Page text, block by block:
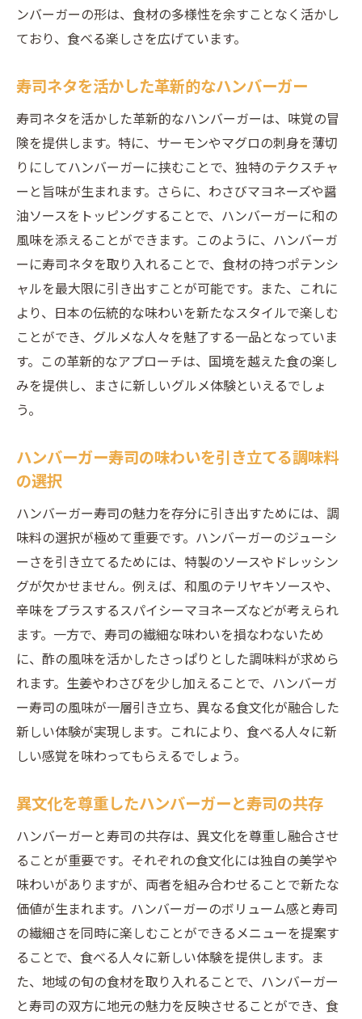
ンバーガーの形は、食材の多様性を余すことなく活かし
ており、食べる楽しさを広げています。
寿司ネタを活かした革新的なハンバーガー
寿司ネタを活かした革新的なハンバーガーは、味覚の冒
険を提供します。特に、サーモンやマグロの刺身を薄切
りにしてハンバーガーに挟むことで、独特のテクスチャ
ーと旨味が生まれます。さらに、わさびマヨネーズや醤
油ソースをトッピングすることで、ハンバーガーに和の
風味を添えることができます。このように、ハンバーガ
ーに寿司ネタを取り入れることで、食材の持つポテンシ
ャルを最大限に引き出すことが可能です。また、これに
より、日本の伝統的な味わいを新たなスタイルで楽しむ
ことができ、グルメな人々を魅了する一品となっていま
す。この革新的なアプローチは、国境を越えた食の楽し
みを提供し、まさに新しいグルメ体験といえるでしょ
う。
ハンバーガー寿司の味わいを引き立てる調味料
の選択
ハンバーガー寿司の魅力を存分に引き出すためには、調
味料の選択が極めて重要です。ハンバーガーのジューシ
ーさを引き立てるためには、特製のソースやドレッシン
グが欠かせません。例えば、和風のテリヤキソースや、
辛味をプラスするスパイシーマヨネーズなどが考えられ
ます。一方で、寿司の繊細な味わいを損なわないため
に、酢の風味を活かしたさっぱりとした調味料が求めら
れます。生姜やわさびを少し加えることで、ハンバーガ
ー寿司の風味が一層引き立ち、異なる食文化が融合した
新しい体験が実現します。これにより、食べる人々に新
しい感覚を味わってもらえるでしょう。
異文化を尊重したハンバーガーと寿司の共存
ハンバーガーと寿司の共存は、異文化を尊重し融合させ
ることが重要です。それぞれの食文化には独自の美学や
味わいがありますが、両者を組み合わせることで新たな
価値が生まれます。ハンバーガーのボリューム感と寿司
の繊細さを同時に楽しむことができるメニューを提案す
ることで、食べる人々に新しい体験を提供します。ま
た、地域の旬の食材を取り入れることで、ハンバーガー
と寿司の双方に地元の魅力を反映させることができ、食